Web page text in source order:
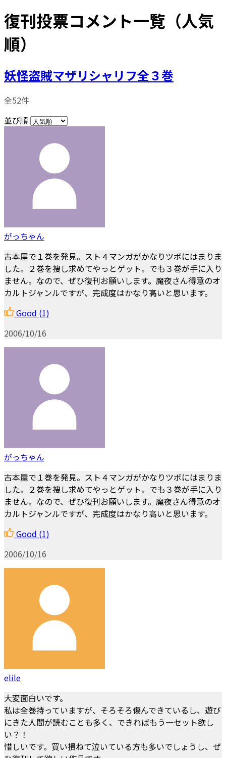
復刊投票コメント一覧（人気
順）
妖怪盗賊マザリシャリフ全３巻
全52件
並び順
がっちゃん
古本屋で１巻を発見。スト４マンガがかなりツボにはまりま
した。２巻を捜し求めてやっとゲット。でも３巻が手に入り
ません。なので、ぜひ復刊お願いします。魔夜さん得意のオ
カルトジャンルですが、完成度はかなり高いと思います。
Good (1)
2006/10/16
がっちゃん
古本屋で１巻を発見。スト４マンガがかなりツボにはまりま
した。２巻を捜し求めてやっとゲット。でも３巻が手に入り
ません。なので、ぜひ復刊お願いします。魔夜さん得意のオ
カルトジャンルですが、完成度はかなり高いと思います。
Good (1)
2006/10/16
elile
大変面白いです。
私は全巻持っていますが、そろそろ傷んできているし、遊び
にきた人間が読むことも多く、できればもう一セット欲し
い？！
惜しいです。買い損ねて泣いている方も多いでしょうし、ぜ